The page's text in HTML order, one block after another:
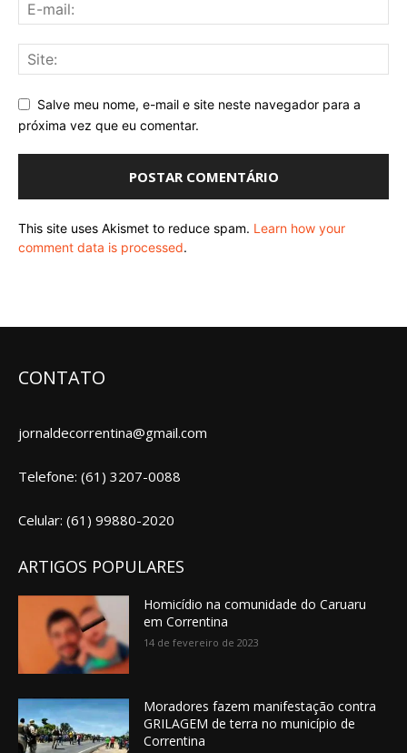
Salve meu nome, e-mail e site neste navegador para a
próxima vez que eu comentar.
This site uses Akismet to reduce spam. Learn how your
comment data is processed.
CONTATO
jornaldecorrentina@gmail.com
Telefone: (61) 3207-0088
Celular: (61) 99880-2020
ARTIGOS POPULARES
Homicídio na comunidade do Caruaru
em Correntina
14 de fevereiro de 2023
Moradores fazem manifestação contra
GRILAGEM de terra no município de
Correntina